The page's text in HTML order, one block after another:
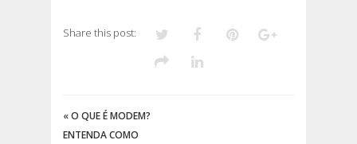
Share this post:
«O QUE É MODEM?
ENTENDA COMO